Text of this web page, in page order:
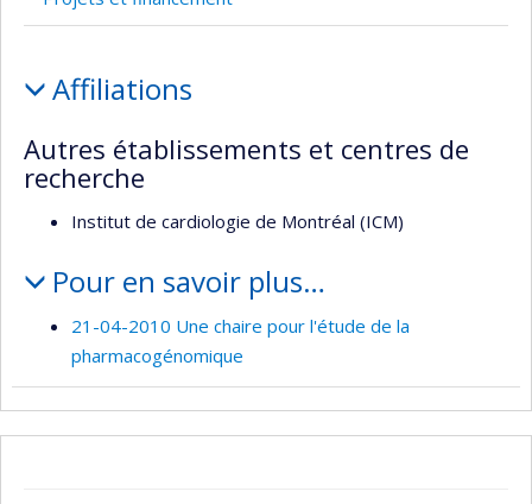
de
Affiliations
Autres établissements et centres de
recherche
Institut de cardiologie de Montréal (ICM)
Pour en savoir plus…
21-04-2010 Une chaire pour l'étude de la
pharmacogénomique